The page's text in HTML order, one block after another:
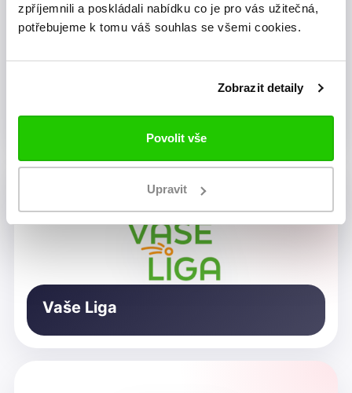
zpříjemnili a poskládali nabídku co je pro vás užitečná,
potřebujeme k tomu váš souhlas se všemi cookies.
Zobrazit detaily
Povolit vše
Upravit
Vaše Liga